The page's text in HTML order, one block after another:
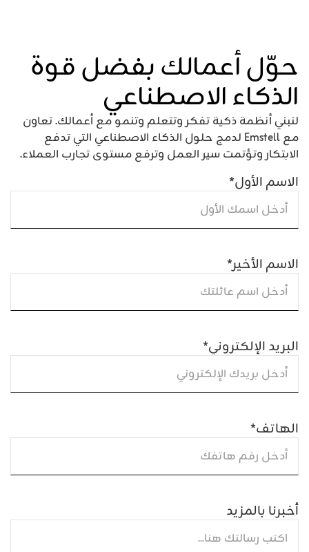
حوّل أعمالك بفضل قوة
الذكاء الاصطناعي
لنبني أنظمة ذكية تفكر وتتعلم وتنمو مع أعمالك. تعاون
مع Emstell لدمج حلول الذكاء الاصطناعي التي تدفع
الابتكار وتؤتمت سير العمل وترفع مستوى تجارب العملاء.
الاسم الأول*
الاسم الأخير*
البريد الإلكتروني*
الهاتف*
أخبرنا بالمزيد